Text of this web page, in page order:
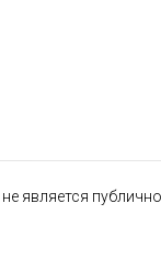
является